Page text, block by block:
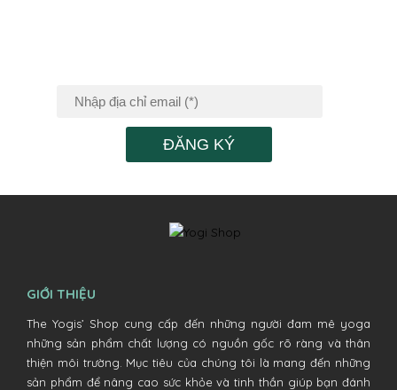
ĐĂNG KÝ
GIỚI THIỆU
The Yogis’ Shop cung cấp đến những người đam mê yoga
những sản phẩm chất lượng có nguồn gốc rõ ràng và thân
thiện môi trường. Mục tiêu của chúng tôi là mang đến những
sản phẩm để nâng cao sức khỏe và tinh thần giúp bạn đánh